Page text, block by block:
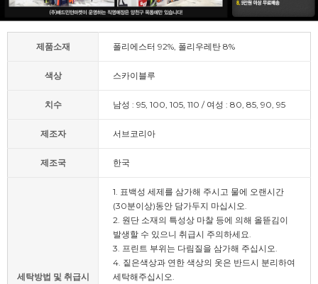
제품소재 폴리에스터 92%, 폴리우레탄 8%
색상 스카이블루
치수 남성 : 95, 100, 105, 110 / 여성 : 80, 85, 90, 95
제조자 서브코리아
제조국 한국
세탁방법 및 취급시
1. 표백성 세제를 삼가해 주시고 물에 오랜시간
(30분이상)동안 담가두지 마십시오.
2. 원단 소재의 특성상 마찰 등에 의해 올뜯김이
발생할 수 있으니 취급시 주의하세요.
3. 프린트 부위는 다림질을 삼가해 주십시오.
4. 짙은색상과 연한 색상의 옷은 반드시 분리하여
세탁해주십시오.